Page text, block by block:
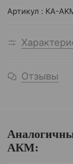
Артикул : KA-
Отзывы
АКМ: